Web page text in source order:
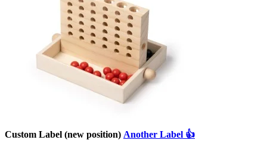
Custom Label (new position) Another Label 👍